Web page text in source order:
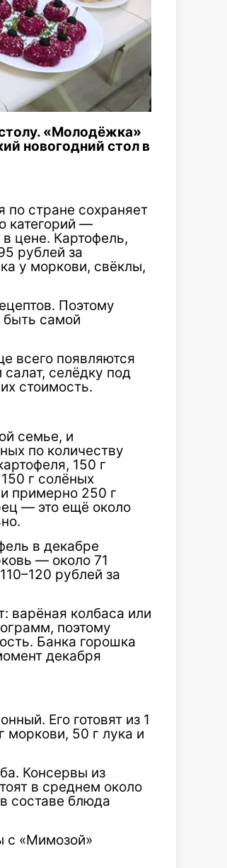
«Молодёжка»
новогодний стол в
по стране сохраняет
категорий —
цене. Картофель,
рублей за
у моркови, свёклы,
Поэтому
самой
всего появляются
селёдку под
стоимость.
семье, и
по количеству
150 г
г солёных
примерно 250 г
— это ещё около
в декабре
— около 71
рублей за
варёная колбаса или
поэтому
Банка горошка
декабря
Его готовят из 1
моркови, 50 г лука и
Консервы из
в среднем около
составе блюда
с «Мимозой»